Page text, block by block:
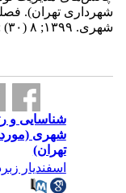
شهرداری تهران).
شهری. ۱۳۹۹; ۸ (۳۰) :۱۰۵-۱۲۸
شناسایی و
تهران)
اسفندیار